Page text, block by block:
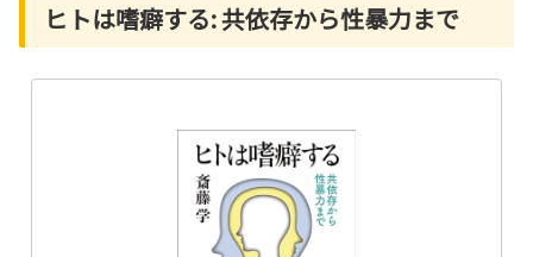
ヒトは嗜癖する: 共依存から性暴力まで